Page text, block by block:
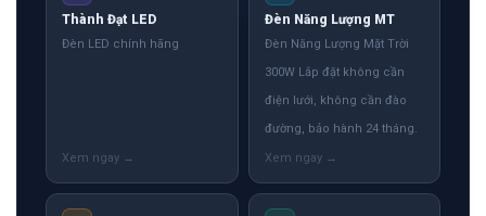
Thành Đạt LED
Đèn LED chính hãng
Đèn Năng Lượng MT
Đèn Năng Lượng Mặt Trời
300W Lắp đặt không cần
điện lưới, không cần đào
đường, bảo hành 24 tháng.